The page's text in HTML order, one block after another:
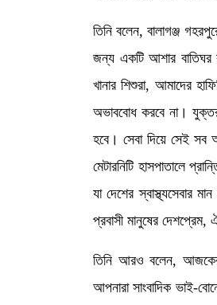
তিনি বলেন, বালাগঞ্জ
জন্য একটি আশার বাতিঘর
খানার শিশুরা, আমাদের
অভাববোধ করবে না।
হবে। সেবা দিয়ে সেই সব
মেটারনিটি হাসপাতালে
যা দেশের স্বাস্থ্যসেবার
প্রবাসী মানুষের দেশপ্রেম,
তিনি আরও বলেন, আজকের
আপনারা সাংবাদিক ভাই-